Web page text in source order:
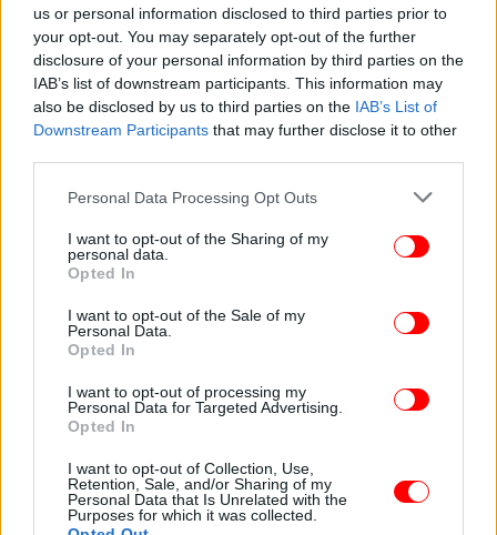
us or personal information disclosed to third parties prior to
your opt-out. You may separately opt-out of the further
disclosure of your personal information by third parties on the
IAB’s list of downstream participants. This information may
also be disclosed by us to third parties on the IAB’s List of
Downstream Participants that may further disclose it to other
Please note that this website/app uses one or more Google
not limited to your visit or usage behaviour. You may click to
grant or deny consent to Google and its third-party tags to
use your data for below specified purposes in below Google
consent section.
Personal Data Processing Opt Outs
I want to opt-out of the Sharing of my
personal data.
Opted In
I want to opt-out of the Sale of my
Personal Data.
Opted In
I want to opt-out of processing my
Personal Data for Targeted Advertising.
Opted In
I want to opt-out of Collection, Use,
Retention, Sale, and/or Sharing of my
Personal Data that Is Unrelated with the
Purposes for which it was collected.
Όπως ισχυρίζονται, δεν μπορεί ένας